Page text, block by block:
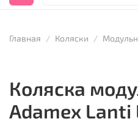
Главная Коляски
Коляска
Adamex Lanti